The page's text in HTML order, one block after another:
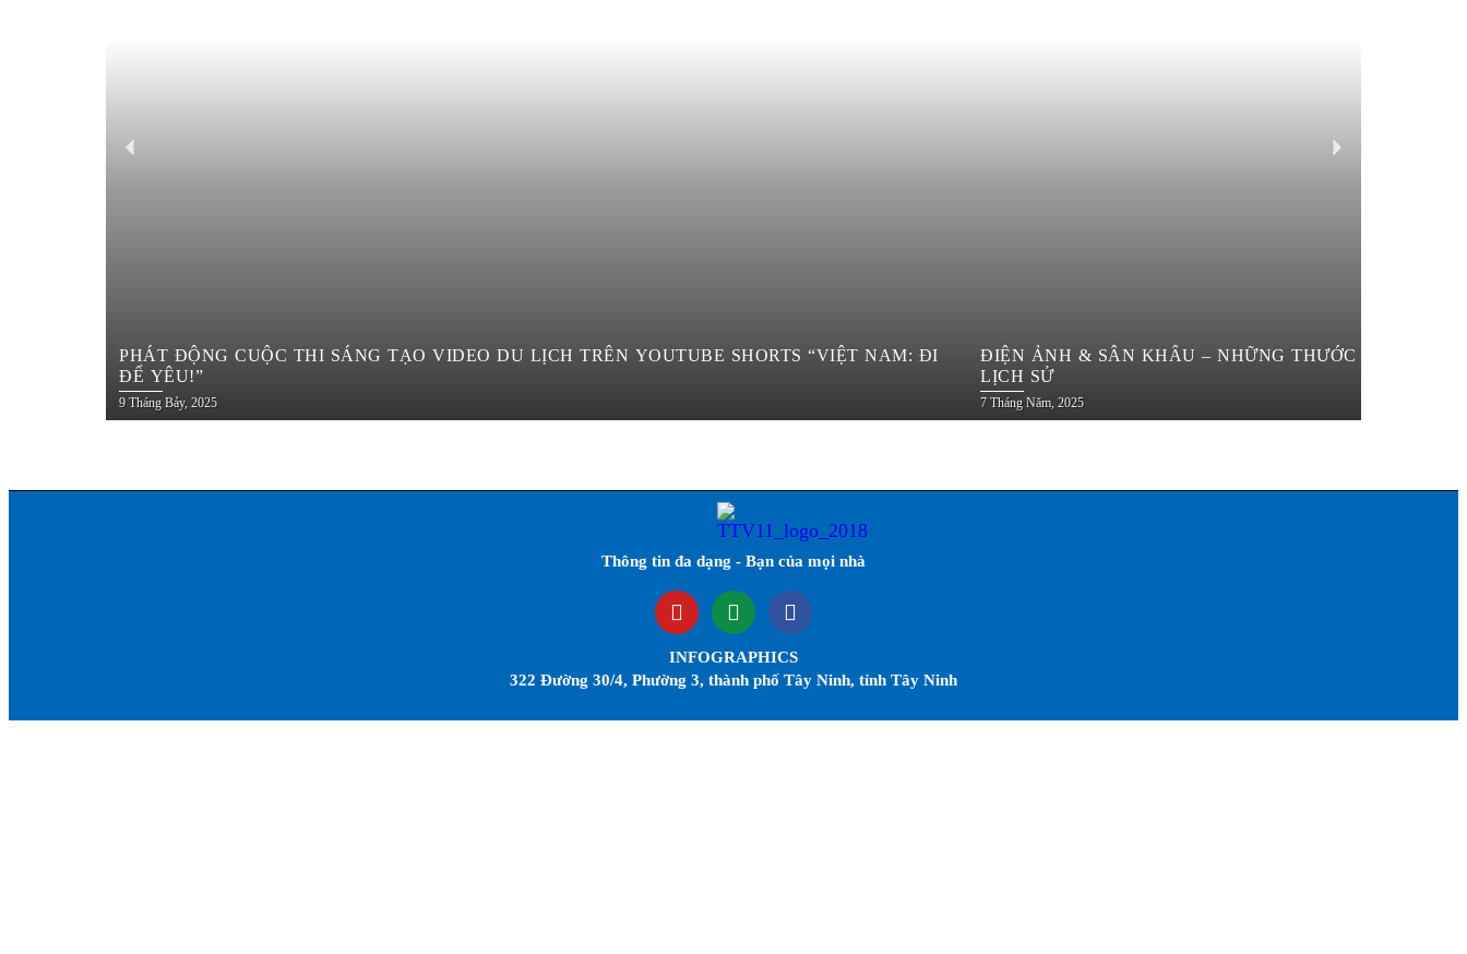
PHÁT ĐỘNG CUỘC THI SÁNG TẠO VIDEO DU LỊCH TRÊN YOUTUBE SHORTS “VIỆT NAM: ĐI
ĐỂ YÊU!”
9 Tháng Bảy, 2025
ĐIỆN ẢNH & SÂN KHẤU – NHỮNG THƯỚC PHIM, VỞ
LỊCH SỬ
7 Tháng Năm, 2025
Thông tin đa dạng - Bạn của mọi nhà
INFOGRAPHICS
322 Đường 30/4, Phường 3, thành phố Tây Ninh, tỉnh Tây Ninh